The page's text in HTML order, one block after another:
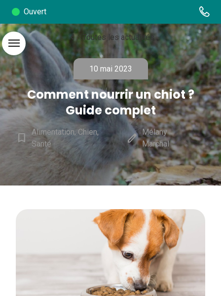
Ouvert
menu chevron_left Toutes les actualités
10 mai 2023
Comment nourrir un chiot ?
Guide complet
bookmark_border
Alimentation, Chien,
Santé
edit Mélany
Marchal